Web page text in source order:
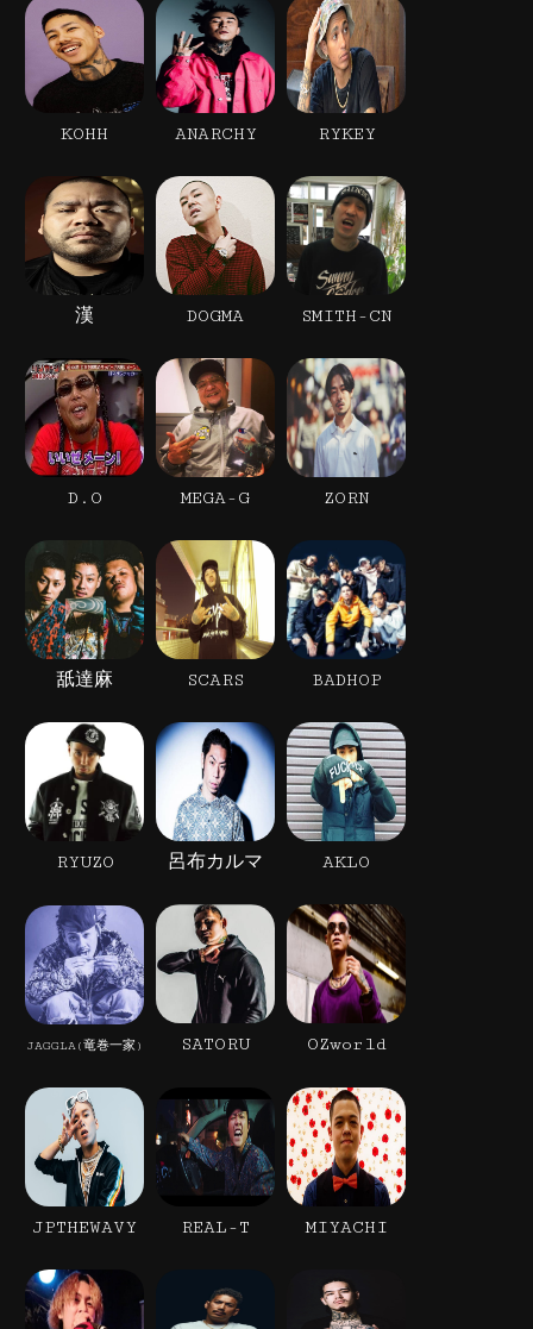
KOHH ANARCHY RYKEY
漢 DOGMA SMITH-CN
D.O MEGA-G ZORN
舐達麻 SCARS BADHOP
RYUZO 呂布カルマ AKLO
JAGGLA(竜巻一家) SATORU OZworld
JPTHEWAVY REAL-T MIYACHI